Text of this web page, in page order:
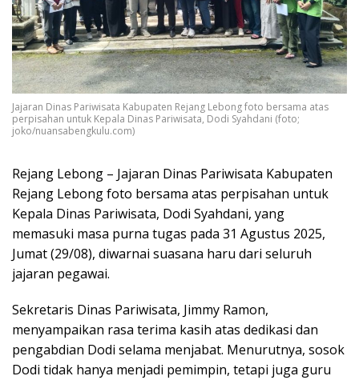
Jajaran Dinas Pariwisata Kabupaten Rejang Lebong foto bersama atas
perpisahan untuk Kepala Dinas Pariwisata, Dodi Syahdani (foto;
joko/nuansabengkulu.com)
Rejang Lebong – Jajaran Dinas Pariwisata Kabupaten
Rejang Lebong foto bersama atas perpisahan untuk
Kepala Dinas Pariwisata, Dodi Syahdani, yang
memasuki masa purna tugas pada 31 Agustus 2025,
Jumat (29/08), diwarnai suasana haru dari seluruh
jajaran pegawai.
Sekretaris Dinas Pariwisata, Jimmy Ramon,
menyampaikan rasa terima kasih atas dedikasi dan
pengabdian Dodi selama menjabat. Menurutnya, sosok
Dodi tidak hanya menjadi pemimpin, tetapi juga guru